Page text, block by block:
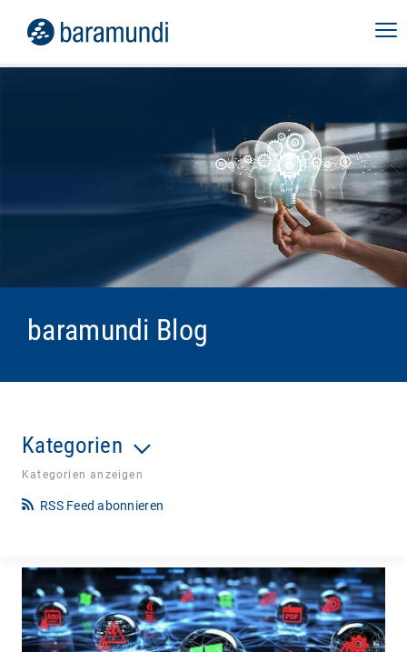
baramundi Blog
Kategorien
Kategorien anzeigen
RSS Feed abonnieren